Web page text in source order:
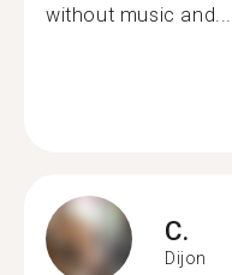
without music and...
C.
Dijon